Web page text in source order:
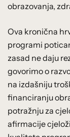
obrazovanja,
Ova kronična
programi
zasad ne daju
govorimo o
na izdašniju
financiranju
potražnju za
afirmacije